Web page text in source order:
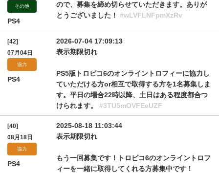
その他
PS4
ので、募集を締め切らせていただきます。ありが
とうございました！ #wLVFLNFpmXzRv
[42]
07月04日
協力
PS4
2026-07-04 17:09:13
表示期限切れ
PS5版トロピコ6のオンライントロフィーに協力し
ていただける方or相互で取得する方を1名募集しま
す。平日の場合22時以降、土日はある程度都合つ
けられます。 #3TU5mOVFEeUZF
[40]
08月18日
協力
PS4
2025-08-18 11:03:44
表示期限切れ
もう一回募集です！トロピコ6のオンライントロフ
ィーを一緒に取得してくれる方募集中です！